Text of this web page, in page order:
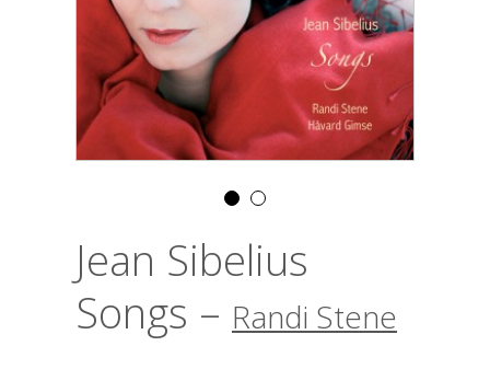
Jean Sibelius
Songs – Randi Stene